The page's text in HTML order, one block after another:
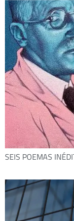
SEIS POEMAS